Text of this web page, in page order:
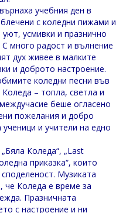
учебния ден в
с коледни пижами и
усмивки и празнично
С много радост и вълнение
дух живее в малките
и доброто настроение.
коледни песни във
– топла, светла и
беше огласено
пожелания и добро
и учители на едно
Коледа“, „Last
приказка“, които
Музиката
Коледа е време за
Празничната
с настроение и ни